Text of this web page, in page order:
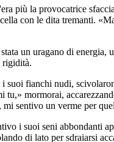
più la provocatrice
con le dita tremanti.
un uragano di
rigidità.
fianchi nudi,
mormorai,
sentivo un verme per
i suoi seni abbondanti
di lato per sdraiarsi